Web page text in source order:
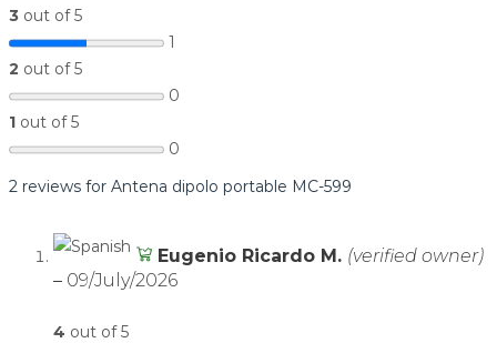
3 out of 5
1
2 out of 5
0
1 out of 5
0
2 reviews for Antena dipolo portable MC-599
Eugenio Ricardo M. (verified owner)
– 09/July/2026
4 out of 5